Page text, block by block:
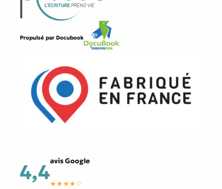
Propulsé par Docubook
4,4avis Google
★★★★☆